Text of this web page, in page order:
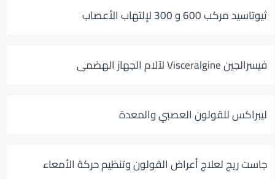
ثيوتاسيد مركب 600 و 300 لإلتهاب الأعصاب
فيسرالجين Visceralgine لآلام الجهاز الهضمى
ليبراكس للقولون العصبي والمعدة
جاست ريج لعلاج أعراض القولون وتنظيم حركة الأمعاء